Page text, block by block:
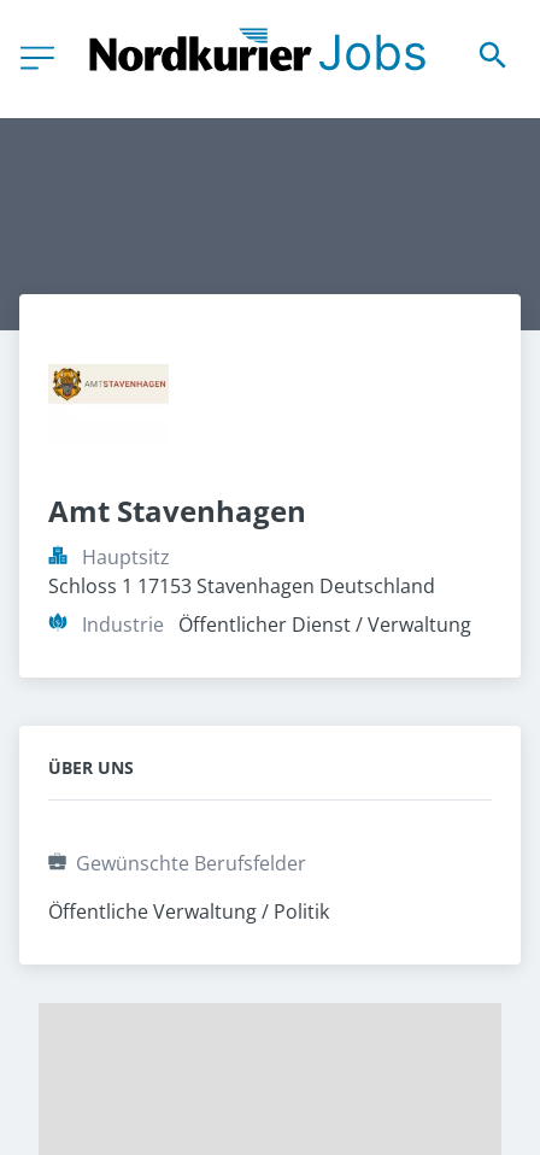
Amt Stavenhagen
Hauptsitz
Schloss 1 17153 Stavenhagen Deutschland
Industrie
Öffentlicher Dienst / Verwaltung
ÜBER UNS
Gewünschte Berufsfelder
Öffentliche Verwaltung / Politik